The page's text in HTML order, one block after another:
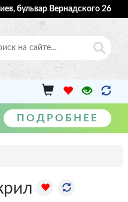
бульвар Вернадского 26
ПОДРОБНЕЕ